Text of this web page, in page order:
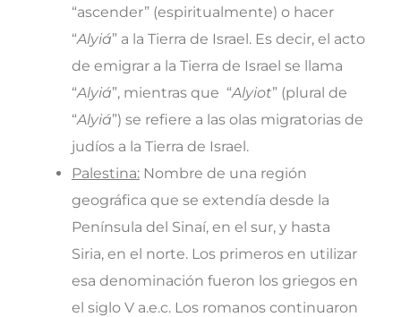
“ascender” (espiritualmente) o hacer
“Alyiá” a la Tierra de Israel. Es decir, el acto
de emigrar a la Tierra de Israel se llama
“Alyiá”, mientras que “Alyiot” (plural de
“Alyiá”) se refiere a las olas migratorias de
judíos a la Tierra de Israel.
Palestina: Nombre de una región
geográfica que se extendía desde la
Península del Sinaí, en el sur, y hasta
Siria, en el norte. Los primeros en utilizar
esa denominación fueron los griegos en
el siglo V a.e.c. Los romanos continuaron